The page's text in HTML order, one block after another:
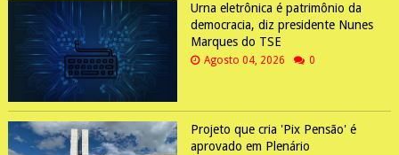
Urna eletrônica é patrimônio da
democracia, diz presidente Nunes
Marques do TSE
Agosto 04, 2026 0
Projeto que cria 'Pix Pensão' é
aprovado em Plenário